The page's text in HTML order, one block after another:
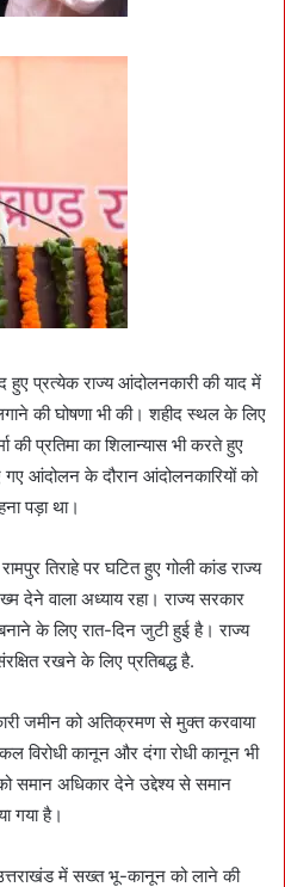
हुए प्रत्येक राज्य आंदोलनकारी की याद में
की घोषणा भी की। शहीद स्थल के लिए
की प्रतिमा का शिलान्यास भी करते हुए
गए आंदोलन के दौरान आंदोलनकारियों को
पड़ा था।
तिराहे पर घटित हुए गोली कांड राज्य
वाला अध्याय रहा। राज्य सरकार
के लिए रात-दिन जुटी हुई है। राज्य
रखने के लिए प्रतिबद्ध है.
जमीन को अतिक्रमण से मुक्त करवाया
विरोधी कानून और दंगा रोधी कानून भी
समान अधिकार देने उद्देश्य से समान
गया है।
में सख्त भू-कानून को लाने की